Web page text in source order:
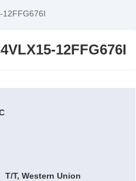
12FFG676I
12FFG676I
T/T, Western Union